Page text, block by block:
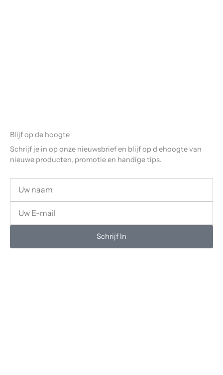
Blijf op de hoogte
Schrijf je in op onze nieuwsbrief en blijf op d ehoogte van
nieuwe producten, promotie en handige tips.
Naam
email
Schrijf In